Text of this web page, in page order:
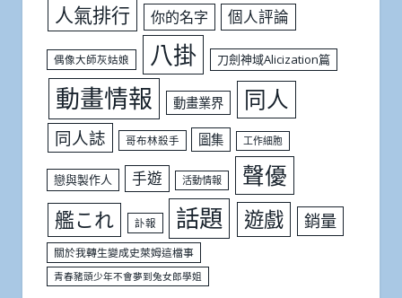
人氣排行 你的名字 個人評論
偶像大師灰姑娘 八掛 刀劍神域Alicization篇
動畫情報 動畫業界 同人
同人誌 哥布林殺手 圖集 工作細胞
戀與製作人 手遊 活動情報 聲優
艦これ 訃報 話題 遊戲 銷量
關於我轉生變成史萊姆這檔事
青春豬頭少年不會夢到兔女郎學姐